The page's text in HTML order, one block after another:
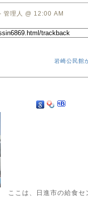
理人 @ 12:00 AM
岩崎公民館
ここは、日進市の給食セ